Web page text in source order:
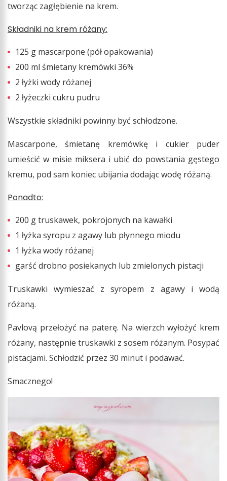
tworząc zagłębienie na krem.
Składniki na krem różany:
125 g mascarpone (pół opakowania)
200 ml śmietany kremówki 36%
2 łyżki wody różanej
2 łyżeczki cukru pudru
Wszystkie składniki powinny być schłodzone.
Mascarpone, śmietanę kremówkę i cukier puder
umieścić w misie miksera i ubić do powstania gęstego
kremu, pod sam koniec ubijania dodając wodę różaną.
Ponadto:
200 g truskawek, pokrojonych na kawałki
1 łyżka syropu z agawy lub płynnego miodu
1 łyżka wody różanej
garść drobno posiekanych lub zmielonych pistacji
Truskawki wymieszać z syropem z agawy i wodą
różaną.
Pavlovą przełożyć na paterę. Na wierzch wyłożyć krem
różany, następnie truskawki z sosem różanym. Posypać
pistacjami. Schłodzić przez 30 minut i podawać.
Smacznego!